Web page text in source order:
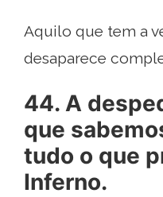
Aquilo que tem a
desaparece
44. A
que
tudo o que
Inferno.